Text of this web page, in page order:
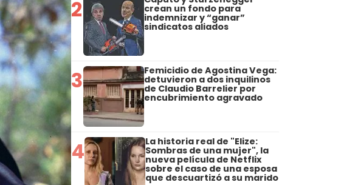
2 crean un fondo para
indemnizar y “ganar”
sindicatos aliados
3 Femicidio de Agostina Vega:
detuvieron a dos inquilinos
de Claudio Barrelier por
encubrimiento agravado
4 La historia real de "Elize:
Sombras de una mujer", la
nueva película de Netflix
sobre el caso de una esposa
que descuartizó a su marido